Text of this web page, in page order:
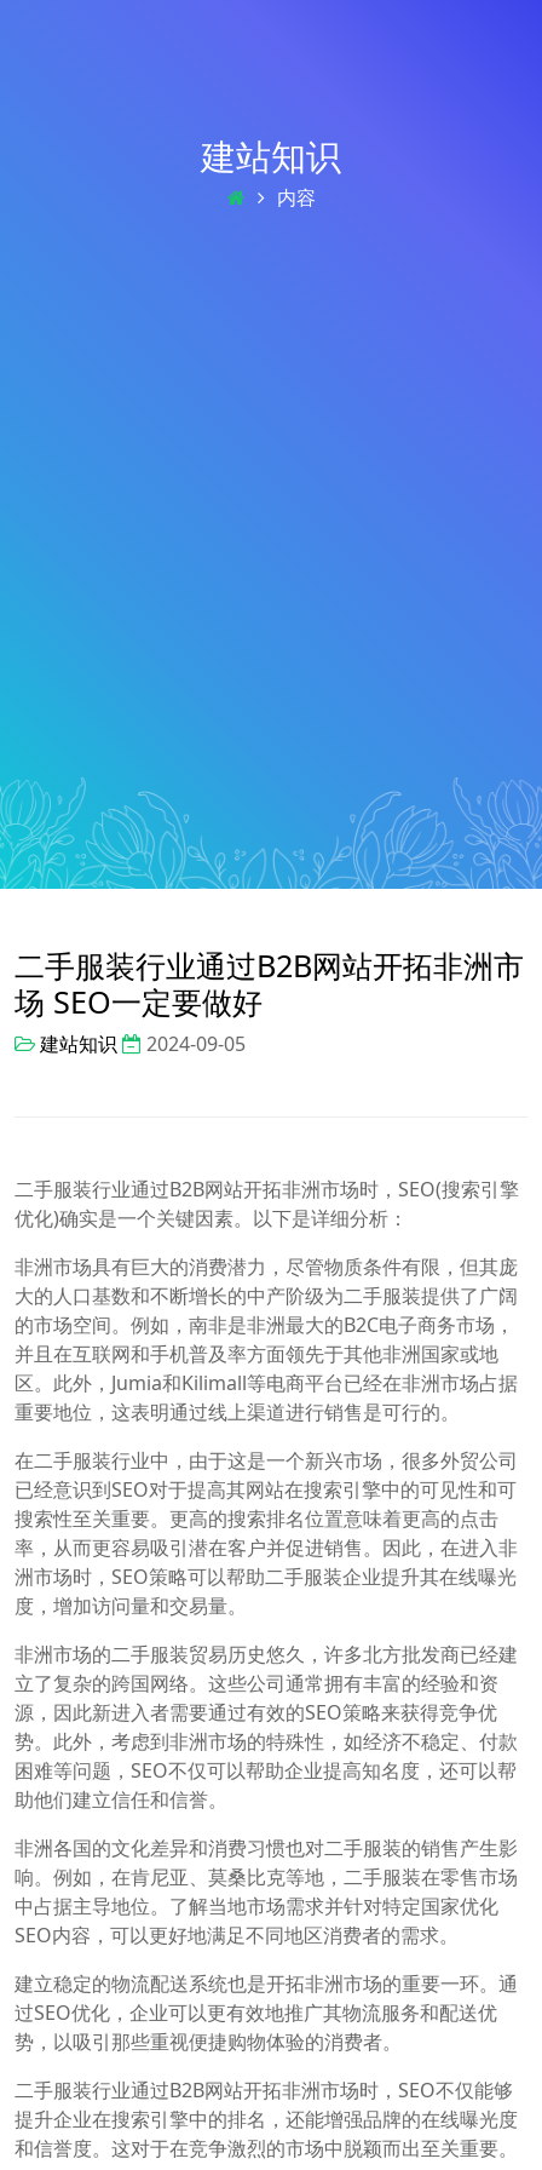
建站知识
内容
二手服装行业通过B2B网站开拓非洲市
场 SEO一定要做好
建站知识 2024-09-05
二手服装行业通过B2B网站开拓非洲市场时，SEO(搜索引擎
优化)确实是一个关键因素。以下是详细分析：
非洲市场具有巨大的消费潜力，尽管物质条件有限，但其庞
大的人口基数和不断增长的中产阶级为二手服装提供了广阔
的市场空间。例如，南非是非洲最大的B2C电子商务市场，
并且在互联网和手机普及率方面领先于其他非洲国家或地
区。此外，Jumia和Kilimall等电商平台已经在非洲市场占据
重要地位，这表明通过线上渠道进行销售是可行的。
在二手服装行业中，由于这是一个新兴市场，很多外贸公司
已经意识到SEO对于提高其网站在搜索引擎中的可见性和可
搜索性至关重要。更高的搜索排名位置意味着更高的点击
率，从而更容易吸引潜在客户并促进销售。因此，在进入非
洲市场时，SEO策略可以帮助二手服装企业提升其在线曝光
度，增加访问量和交易量。
非洲市场的二手服装贸易历史悠久，许多北方批发商已经建
立了复杂的跨国网络。这些公司通常拥有丰富的经验和资
源，因此新进入者需要通过有效的SEO策略来获得竞争优
势。此外，考虑到非洲市场的特殊性，如经济不稳定、付款
困难等问题，SEO不仅可以帮助企业提高知名度，还可以帮
助他们建立信任和信誉。
非洲各国的文化差异和消费习惯也对二手服装的销售产生影
响。例如，在肯尼亚、莫桑比克等地，二手服装在零售市场
中占据主导地位。了解当地市场需求并针对特定国家优化
SEO内容，可以更好地满足不同地区消费者的需求。
建立稳定的物流配送系统也是开拓非洲市场的重要一环。通
过SEO优化，企业可以更有效地推广其物流服务和配送优
势，以吸引那些重视便捷购物体验的消费者。
二手服装行业通过B2B网站开拓非洲市场时，SEO不仅能够
提升企业在搜索引擎中的排名，还能增强品牌的在线曝光度
和信誉度。这对于在竞争激烈的市场中脱颖而出至关重要。